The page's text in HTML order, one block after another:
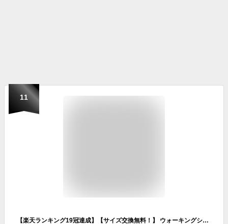
11
【楽天ランキング19冠達成】【サイズ交換無料！】 ウォーキングシューズ ダイエット スニーカー 厚底スニーカー ダイエットシューズ レディース 靴 ナースシューズ おしゃれ 体幹 きれいめ 黒 きれい グレー 軽量 疲れにくい 白 ダイエットスニーカー レディースシューズ